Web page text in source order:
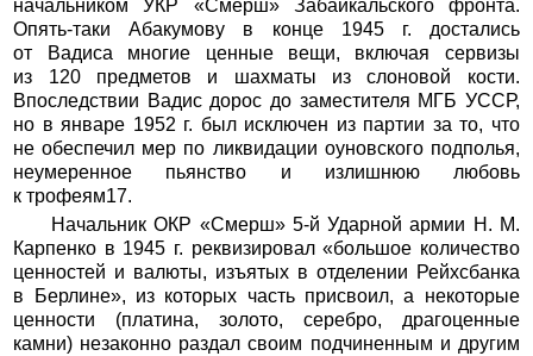
начальником УКР «Смерш» Забайкальского фронта.
Опять-таки Абакумову в конце 1945 г. достались
от Вадиса многие ценные вещи, включая сервизы
из 120 предметов и шахматы из слоновой кости.
Впоследствии Вадис дорос до заместителя МГБ УССР,
но в январе 1952 г. был исключен из партии за то, что
не обеспечил мер по ликвидации оуновского подполья,
неумеренное пьянство и излишнюю любовь
к трофеям17.
Начальник ОКР «Смерш» 5-й Ударной армии Н. М.
Карпенко в 1945 г. реквизировал «большое количество
ценностей и валюты, изъятых в отделении Рейхсбанка
в Берлине», из которых часть присвоил, а некоторые
ценности (платина, золото, серебро, драгоценные
камни) незаконно раздал своим подчиненным и другим